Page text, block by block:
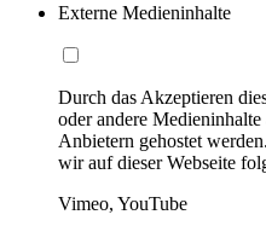
Externe Medieninhalte
Durch das Akzeptieren
oder andere
Anbietern gehostet
wir auf dieser Webseite
Vimeo, YouTube